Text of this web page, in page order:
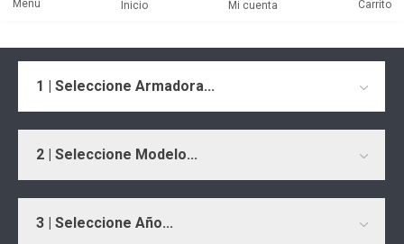
Menu Inicio Mi cuenta Carrito
1 | Seleccione Armadora...
2 | Seleccione Modelo...
3 | Seleccione Año...